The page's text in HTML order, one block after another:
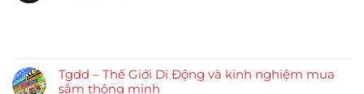
Tgdd – Thế Giới Di Động và kinh nghiệm mua
sắm thông minh